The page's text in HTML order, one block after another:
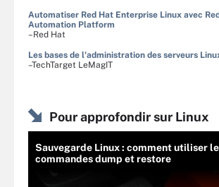
Automatiser Red Hat Enterprise Linux avec
Automation Platform
–Red Hat
Les bases de l'administration des serveurs
–TechTarget LeMagIT
Pour approfondir sur Linux
Sauvegarde Linux : comment utiliser
commandes dump et restore